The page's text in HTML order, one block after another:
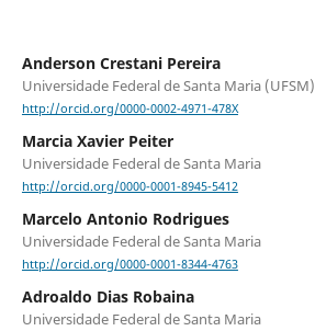
Anderson Crestani Pereira
Universidade Federal de Santa Maria (UFSM)
http://orcid.org/0000-0002-4971-478X
Marcia Xavier Peiter
Universidade Federal de Santa Maria
http://orcid.org/0000-0001-8945-5412
Marcelo Antonio Rodrigues
Universidade Federal de Santa Maria
http://orcid.org/0000-0001-8344-4763
Adroaldo Dias Robaina
Universidade Federal de Santa Maria